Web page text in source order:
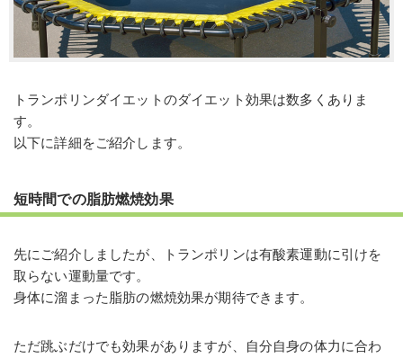
トランポリンダイエットのダイエット効果は数多くありま
す。
以下に詳細をご紹介します。
短時間での脂肪燃焼効果
先にご紹介しましたが、トランポリンは有酸素運動に引けを
取らない運動量です。
身体に溜まった脂肪の燃焼効果が期待できます。
ただ跳ぶだけでも効果がありますが、自分自身の体力に合わ